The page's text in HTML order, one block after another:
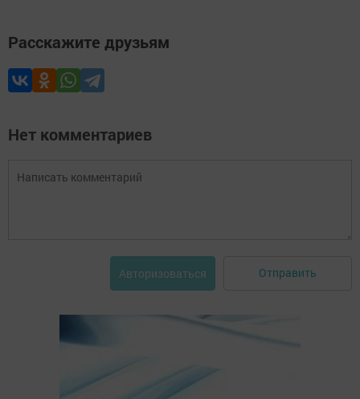
Расскажите друзьям
Нет комментариев
Авторизоваться Отправить